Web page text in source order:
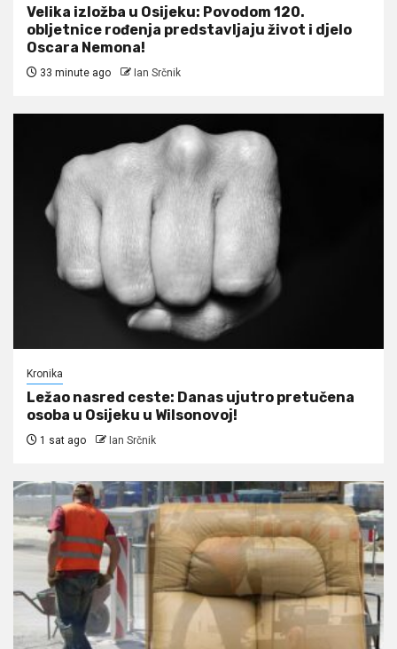
Velika izložba u Osijeku: Povodom 120.
obljetnice rođenja predstavljaju život i djelo
Oscara Nemona!
33 minute ago Ian Srčnik
Kronika
Ležao nasred ceste: Danas ujutro pretučena
osoba u Osijeku u Wilsonovoj!
1 sat ago Ian Srčnik